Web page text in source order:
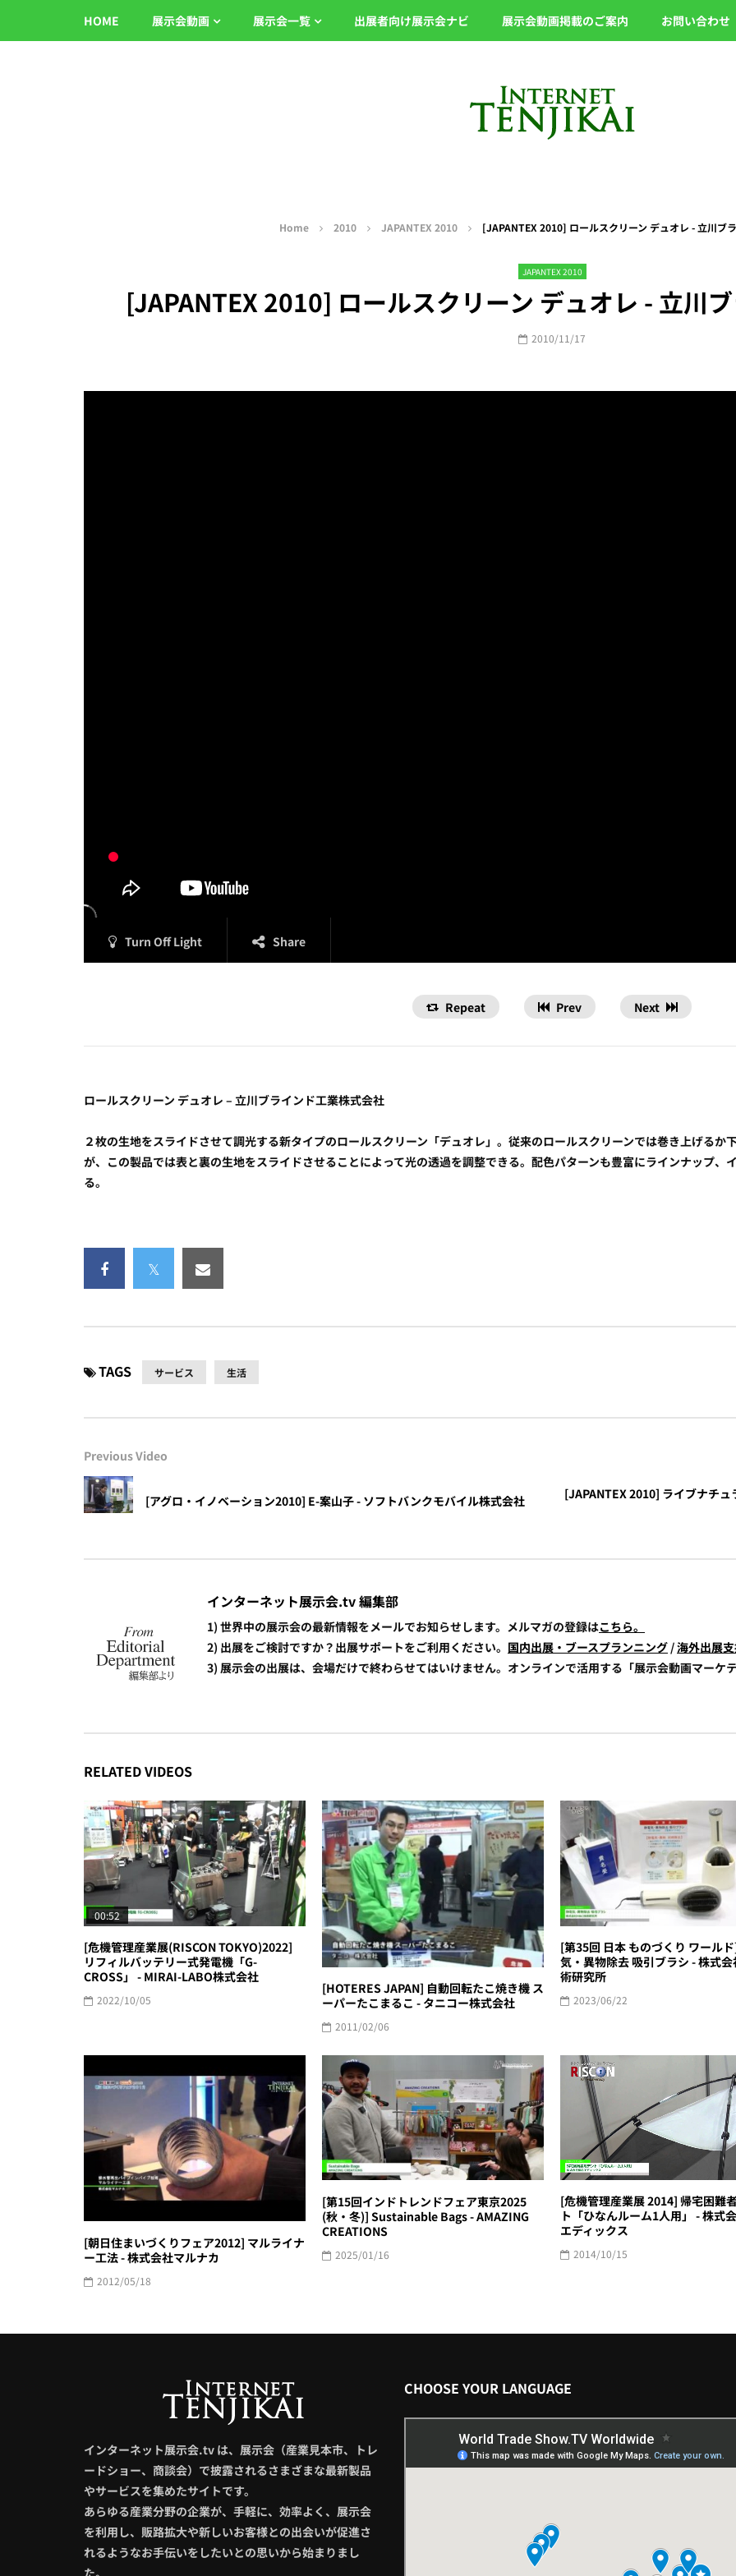
HOME 展示会動画 展示会一覧 出展者向け展示会ナビ 展示会動画掲載のご案内 お問い合わせ
Home 2010 JAPANTEX 2010 [JAPANTEX 2010] ロールスクリーン デュオレ - 立川ブ
JAPANTEX 2010
[JAPANTEX 2010] ロールスクリーン デュオレ - 立川
2010/11/17
Turn Off Light Share
Repeat Prev Next
ロールスクリーン デュオレ – 立川ブラインド工業株式会社
２枚の生地をスライドさせて調光する新タイプのロールスクリーン「デュオレ」。従来のロールスクリーンでは巻き上げる
が、この製品では表と裏の生地をスライドさせることによって光の透過を調整できる。配色パターンも豊富にラインナップ、
る。
TAGS サービス 生活
Previous Video
[アグロ・イノベーション2010] E-案山子 - ソフトバンクモバイル株式会社
[JAPANTEX 2010] ライブナチ
インターネット展示会.tv 編集部
1) 世界中の展示会の最新情報をメールでお知らせします。メルマガの登録はこちら。
2) 出展をご検討ですか？出展サポートをご利用ください。 国内出展・ブースプランニング /海外出展
3) 展示会の出展は、会場だけで終わらせてはいけません。オンラインで活用する「展示会動画マーケ
RELATED VIDEOS
00:52
[危機管理産業展(RISCON TOKYO)2022]
リフィルバッテリー式発電機「G-
CROSS」 - MIRAI-LABO株式会社
2022/10/05
[HOTERES JAPAN] 自動回転たこ焼き機 ス
ーパーたこまるこ - タニコー株式会社
2011/02/06
[第35回 日本 ものづくり ワール
気・異物除去 吸引ブラシ - 株式
術研究所
2023/06/22
[朝日住まいづくりフェア2012] マルライナ
ー工法 - 株式会社マルナカ
2012/05/18
[第15回インドトレンドフェア東京2025
(秋・冬)] Sustainable Bags - AMAZING
CREATIONS
2025/01/16
[危機管理産業展 2014] 帰宅困難
ト「ひなんルーム1人用」 - 株式
エディックス
2014/10/15
インターネット展示会.tv は、展示会（産業見本市、トレ
ードショー、商談会）で披露されるさまざまな最新製品
やサービスを集めたサイトです。
あらゆる産業分野の企業が、手軽に、効率よく、展示会
を利用し、販路拡大や新しいお客様との出会いが促進さ
れるようなお手伝いをしたいとの思いから始まりまし
CHOOSE YOUR LANGUAGE